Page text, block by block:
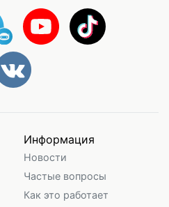
Информация
Новости
Частые вопросы
Как это работает